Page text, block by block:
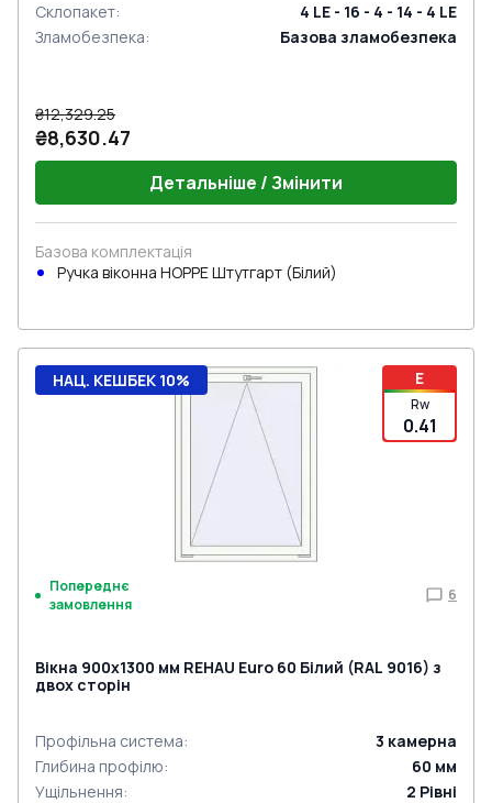
Склопакет:
4 LE - 16 - 4 - 14 - 4 LE
Зламобезпека: Базова зламобезпека
₴12,329.25
₴8,630.47
Детальніше / Змінити
Базова комплектація
Ручка віконна HOPPE Штутгарт (Білий)
E
Rw
0.41
НАЦ. КЕШБЕК 10%
Попереднє
замовлення
6
Вікна 900x1300 мм REHAU Euro 60 Білий (RAL 9016) з
двох сторін
Профільна система: 3 камерна
Глибина профілю: 60 мм
Ущільнення: 2 Рівні